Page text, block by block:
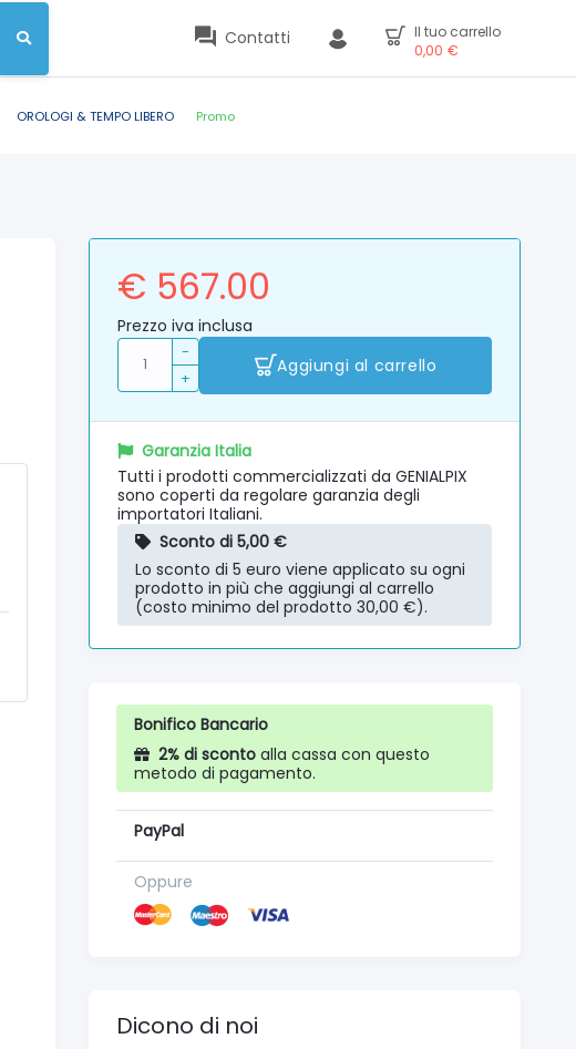
Contatti
Il tuo carrello
0,00 €
OROLOGI & TEMPO LIBERO Promo
€ 567.00
Prezzo iva inclusa
-
+
Aggiungi al carrello
Garanzia Italia
Tutti i prodotti commercializzati da GENIALPIX
sono coperti da regolare garanzia degli
importatori Italiani.
Sconto di 5,00 €
Lo sconto di 5 euro viene applicato su ogni
prodotto in più che aggiungi al carrello
(costo minimo del prodotto 30,00 €).
Bonifico Bancario
2% di sconto alla cassa con questo
metodo di pagamento.
PayPal
Oppure
Dicono di noi